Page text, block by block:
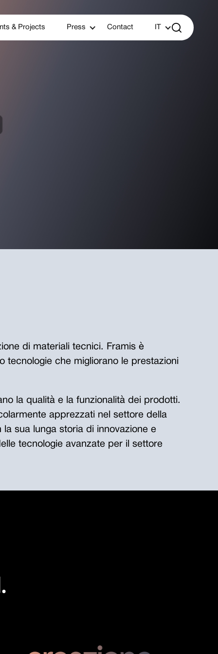
& Projects Press Contact 
di materiali tecnici. Framis è
tecnologie che migliorano le prestazioni
la qualità e la funzionalità dei prodotti.
apprezzati nel settore della
sua lunga storia di innovazione e
tecnologie avanzate per il settore